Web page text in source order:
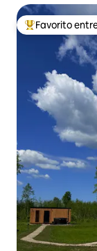
Favorito entre
Favorito